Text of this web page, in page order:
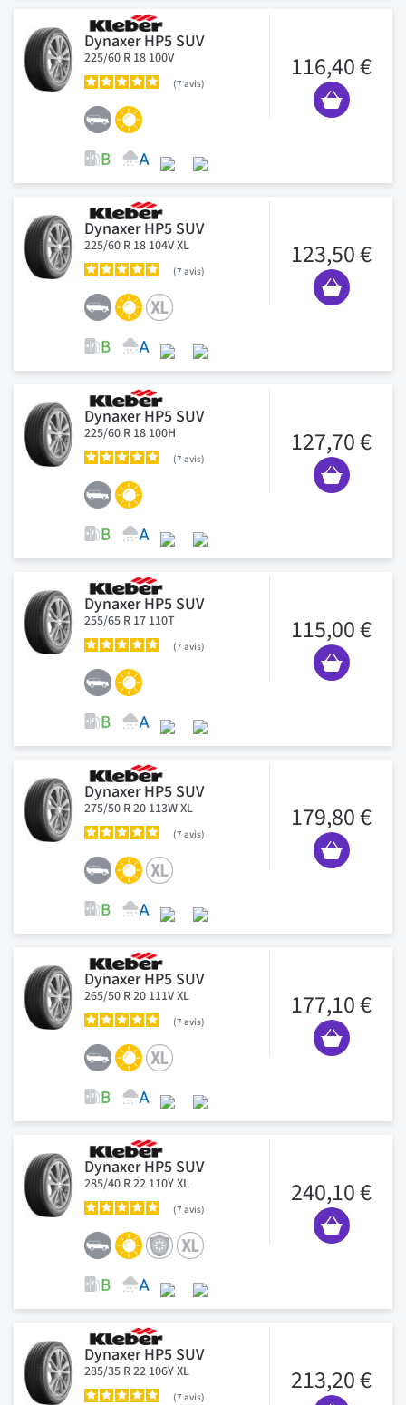
Dynaxer HP5 SUV
225/60 R 18 100V
7 avis
116,40 €
Dynaxer HP5 SUV
225/60 R 18 104V XL
7 avis
123,50 €
Dynaxer HP5 SUV
225/60 R 18 100H
7 avis
127,70 €
Dynaxer HP5 SUV
255/65 R 17 110T
7 avis
115,00 €
Dynaxer HP5 SUV
275/50 R 20 113W XL
7 avis
179,80 €
Dynaxer HP5 SUV
265/50 R 20 111V XL
7 avis
177,10 €
Dynaxer HP5 SUV
285/40 R 22 110Y XL
7 avis
240,10 €
Dynaxer HP5 SUV
285/35 R 22 106Y XL
7 avis
213,20 €